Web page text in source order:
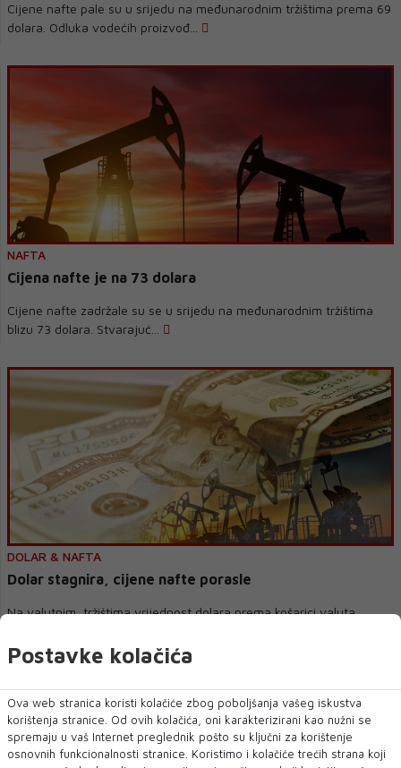
Cijene nafte pale su u srijedu na međunarodnim tržištima prema 69
dolara. Odluka vodećih proizvođ...
NAFTA
Cijena nafte je na 73 dolara
Cijene nafte zadržale su se u srijedu na međunarodnim tržištima
blizu 73 dolara. Stvarajuć...
DOLAR & NAFTA
Dolar stagnira, cijene nafte porasle
Na valutnim tržištima vrijednost dolara prema košarici valuta
Postavke kolačića
Ova web stranica koristi kolačiće zbog poboljšanja vašeg iskustva
korištenja stranice. Od ovih kolačića, oni karakterizirani kao nužni se
spremaju u vaš Internet preglednik pošto su ključni za korištenje
osnovnih funkcionalnosti stranice. Koristimo i kolačiće trećih strana koji